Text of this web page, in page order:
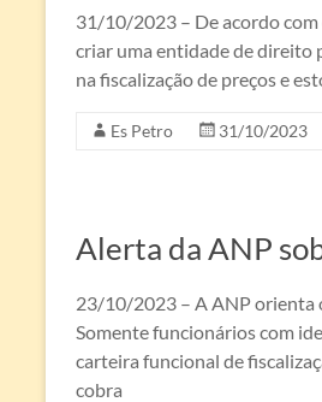
31/10/2023 – De acordo
criar uma entidade de direito
na fiscalização de preços e
Es Petro 31/10/2023
Alerta da ANP
23/10/2023 – A ANP orienta
Somente funcionários com
carteira funcional de
cobra